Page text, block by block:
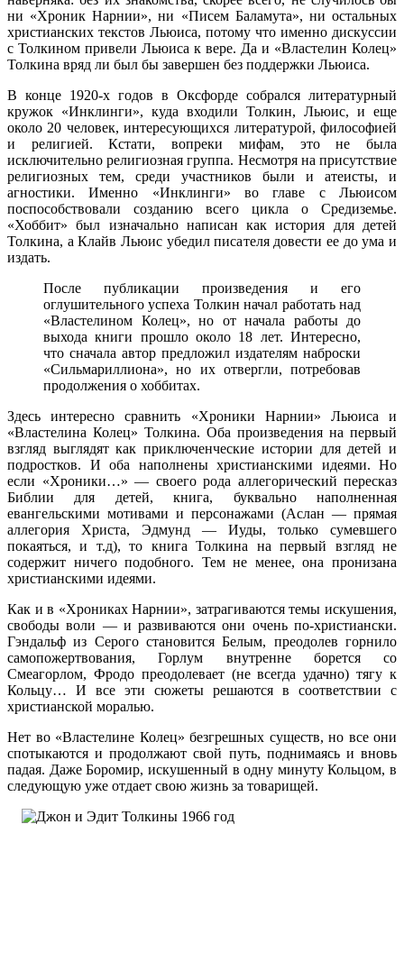
ни «Хроник Нарнии», ни «Писем Баламута», ни остальных
христианских текстов Льюиса, потому что именно дискуссии
с Толкином привели Льюиса к вере. Да и «Властелин Колец»
Толкина вряд ли был бы завершен без поддержки Льюиса.
В конце 1920-х годов в Оксфорде собрался литературный
кружок «Инклинги», куда входили Толкин, Льюис, и еще
около 20 человек, интересующихся литературой, философией
и религией. Кстати, вопреки мифам, это не была
исключительно религиозная группа. Несмотря на присутствие
религиозных тем, среди участников были и атеисты, и
агностики. Именно «Инклинги» во главе с Льюисом
поспособствовали созданию всего цикла о Средиземье.
«Хоббит» был изначально написан как история для детей
Толкина, а Клайв Льюис убедил писателя довести ее до ума и
издать.
После публикации произведения и его
оглушительного успеха Толкин начал работать над
«Властелином Колец», но от начала работы до
выхода книги прошло около 18 лет. Интересно,
что сначала автор предложил издателям наброски
«Сильмариллиона», но их отвергли, потребовав
продолжения о хоббитах.
Здесь интересно сравнить «Хроники Нарнии» Льюиса и
«Властелина Колец» Толкина. Оба произведения на первый
взгляд выглядят как приключенческие истории для детей и
подростков. И оба наполнены христианскими идеями. Но
если «Хроники…» — своего рода аллегорический пересказ
Библии для детей, книга, буквально наполненная
евангельскими мотивами и персонажами (Аслан — прямая
аллегория Христа, Эдмунд — Иуды, только сумевшего
покаяться, и т.д), то книга Толкина на первый взгляд не
содержит ничего подобного. Тем не менее, она пронизана
христианскими идеями.
Как и в «Хрониках Нарнии», затрагиваются темы искушения,
свободы воли — и развиваются они очень по-христиански.
Гэндальф из Серого становится Белым, преодолев горнило
самопожертвования, Горлум внутренне борется со
Смеагорлом, Фродо преодолевает (не всегда удачно) тягу к
Кольцу… И все эти сюжеты решаются в соответствии с
христианской моралью.
Нет во «Властелине Колец» безгрешных существ, но все они
спотыкаются и продолжают свой путь, поднимаясь и вновь
падая. Даже Боромир, искушенный в одну минуту Кольцом, в
следующую уже отдает свою жизнь за товарищей.